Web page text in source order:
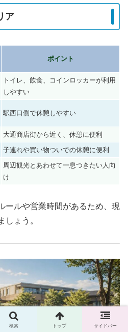
ア
ポイント
トイレ、飲食、コインロッカーが利用
しやすい
駅西口側で休憩しやすい
大通商店街から近く、休憩に便利
子連れや買い物ついでの休憩に便利
周辺観光とあわせて一息つきたい人向
け
ールや営業時間があるため、現
しょう。
検索 トップ サイドバー